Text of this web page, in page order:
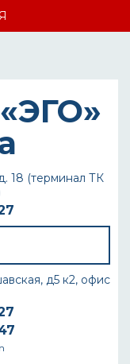
18 (терминал ТК
д5 к2, офис